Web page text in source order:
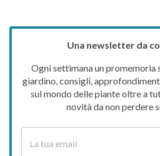
Una newsletter da
Ogni settimana un promemoria
giardino, consigli,
sul mondo delle piante oltre a
novità da non perdere